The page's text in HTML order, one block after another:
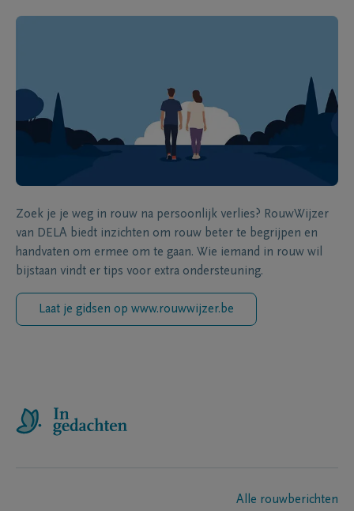
Zoek je je weg in rouw na persoonlijk verlies? RouwWijzer
van DELA biedt inzichten om rouw beter te begrijpen en
handvaten om ermee om te gaan. Wie iemand in rouw wil
bijstaan vindt er tips voor extra ondersteuning.
Laat je gidsen op www.rouwwijzer.be
Alle rouwberichten